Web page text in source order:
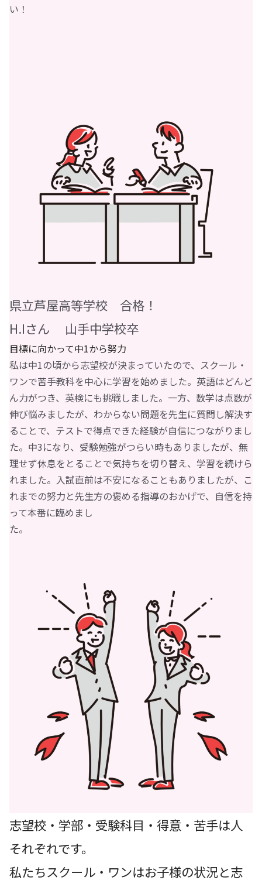
い！
県立芦屋高等学校 合格！
H.Iさん 山手中学校卒
目標に向かって中1から努力
私は中1の頃から志望校が決まっていたので、スクール・
ワンで苦手教科を中心に学習を始めました。英語はどんど
ん力がつき、英検にも挑戦しました。一方、数学は点数が
伸び悩みましたが、わからない問題を先生に質問し解決す
ることで、テストで得点できた経験が自信につながりまし
た。中3になり、受験勉強がつらい時もありましたが、無
理せず休息をとることで気持ちを切り替え、学習を続けら
れました。入試直前は不安になることもありましたが、こ
れまでの努力と先生方の褒める指導のおかげで、自信を持
って本番に臨めまし
た。
志望校・学部・受験科目・得意・苦手は人
それぞれです。
私たちスクール・ワンはお子様の状況と志